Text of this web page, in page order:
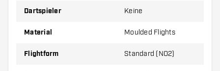
abnutzen oder brechen.
Material oder eine andere Dicke der Flights aus,
Dartspieler Keine
Material Moulded Flights
Flightform Standard (NO2)